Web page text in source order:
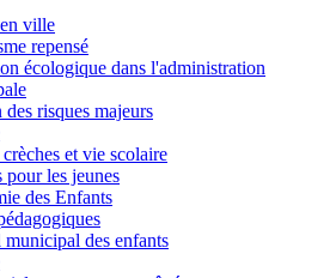
ville
repensé
écologique dans l'administration
des risques majeurs
et vie scolaire
pour les jeunes
des Enfants
municipal des enfants